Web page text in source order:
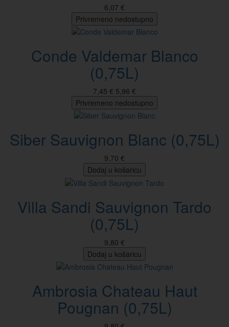
6,07 €
Privremeno nedostupno
Conde Valdemar Blanco
(0,75L)
7,45 € 5,96 €
Privremeno nedostupno
Siber Sauvignon Blanc (0,75L)
9,70 €
Dodaj u košaricu
Villa Sandi Sauvignon Tardo
(0,75L)
9,80 €
Dodaj u košaricu
Ambrosia Chateau Haut
Pougnan (0,75L)